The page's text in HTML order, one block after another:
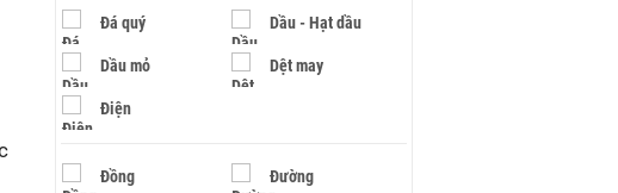
Đá quý Dầu - Hạt dầu
Dầu mỏ Dệt may
Điện
Đồng Đường